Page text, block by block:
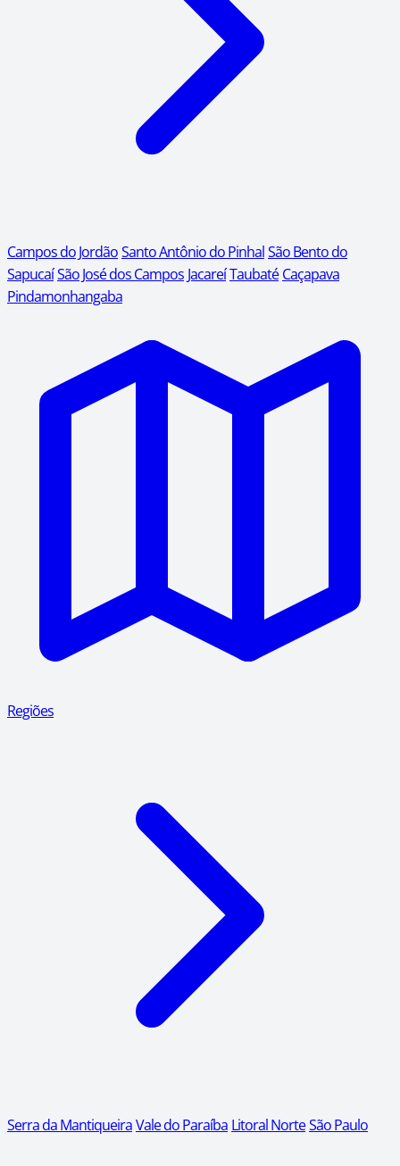
Campos do JordãoSanto Antônio do PinhalSão Bento do
SapucaíSão José dos Campos JacareíTaubaté Caçapava
Pindamonhangaba
Regiões
Serra da MantiqueiraVale do Paraíba Litoral NorteSão Paulo